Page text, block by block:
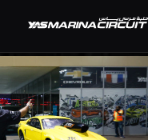
تخطي إلى المحتوى الرئيسي